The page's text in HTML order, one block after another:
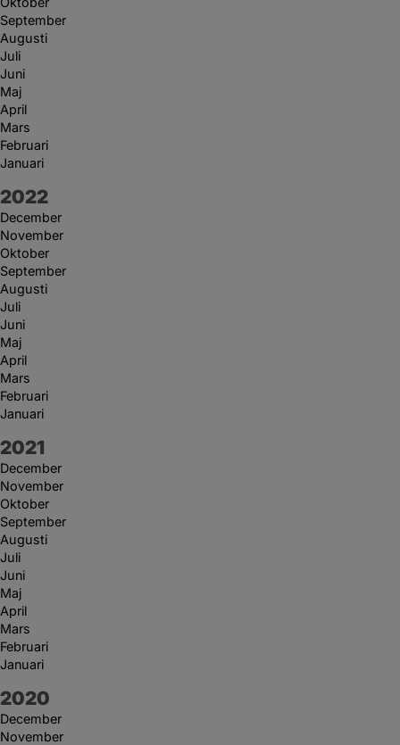
September
Augusti
Juli
Juni
Maj
April
Mars
Februari
Januari
År:
2022
December
November
Oktober
September
Augusti
Juli
Juni
Maj
April
Mars
Februari
Januari
År:
2021
December
November
Oktober
September
Augusti
Juli
Juni
Maj
April
Mars
Februari
Januari
År:
2020
December
November